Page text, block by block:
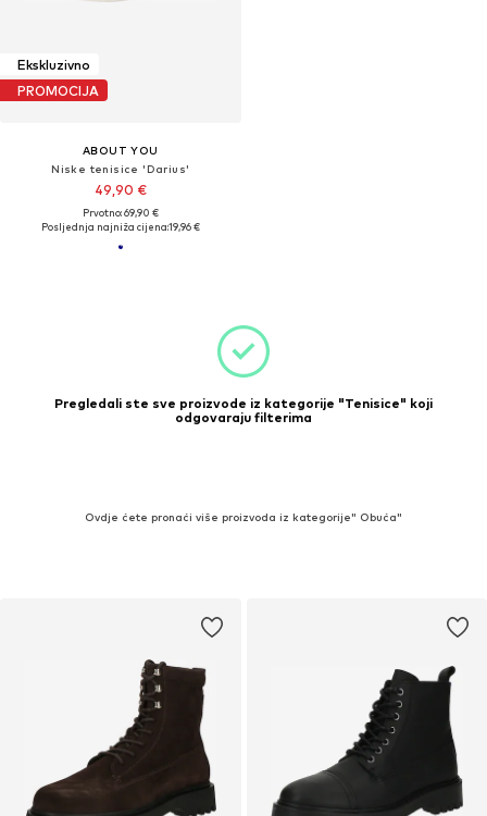
Ekskluzivno
PROMOCIJA
ABOUT YOU
Niske tenisice 'Darius'
49,90 €
Prvotno: 69,90 €
Posljednja najniža cijena:19,96 €
Pregledali ste sve proizvode iz kategorije "Tenisice" koji
odgovaraju filterima
Ovdje ćete pronaći više proizvoda iz kategorije" Obuća"